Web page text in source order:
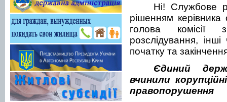
Ні! Службове
рішенням
голова комісії
розслідування,
початку та
Єдиний
вчинили
правопорушення